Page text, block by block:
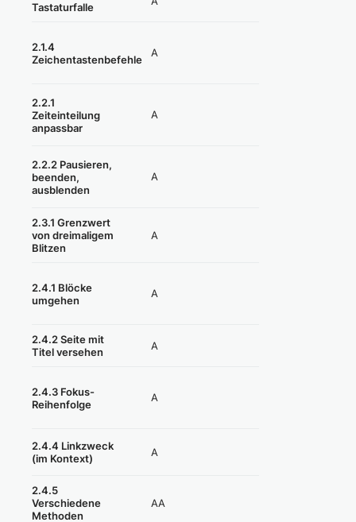
Tastaturfalle
2.1.4
Zeichentastenbefehle
A
2.2.1
Zeiteinteilung
anpassbar
A
2.2.2 Pausieren,
beenden,
ausblenden
A
2.3.1 Grenzwert
von dreimaligem
Blitzen
A
2.4.1 Blöcke
umgehen
A
2.4.2 Seite mit
Titel versehen
A
2.4.3 Fokus-
Reihenfolge
A
2.4.4 Linkzweck
(im Kontext)
A
2.4.5
Verschiedene
Methoden
AA